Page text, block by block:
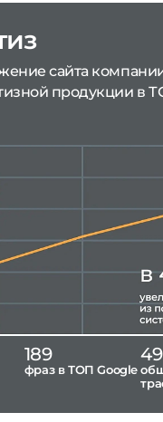
сайта
продукции в
189
фраз в ТОП Google